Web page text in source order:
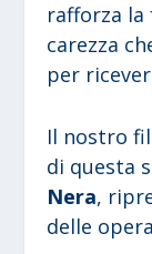
rafforza la
carezza
per
Il nostro
di questa
Nera,
delle